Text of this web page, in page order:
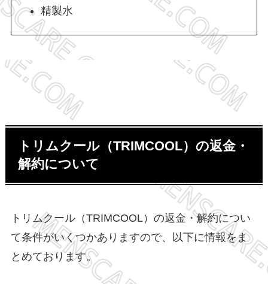
精製水
トリムクール（TRIMCOOL）の返金・
解約について
トリムクール（TRIMCOOL）の返金・解約につい
て条件がいくつかありますので、以下に情報をま
とめております。